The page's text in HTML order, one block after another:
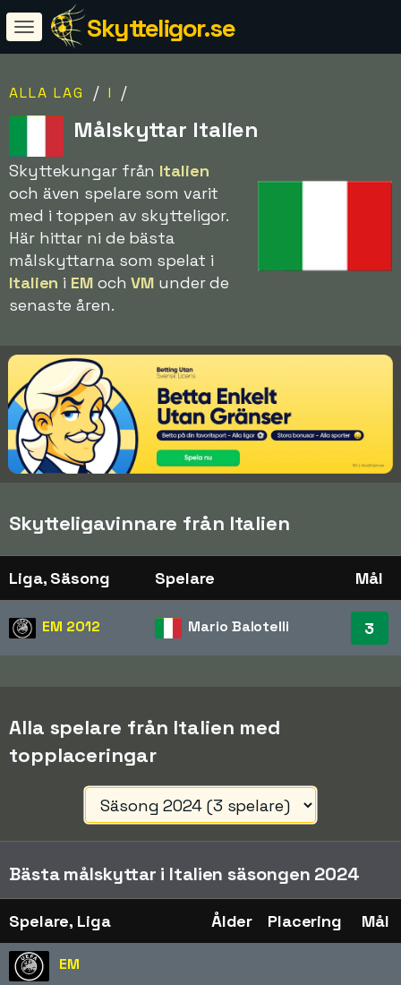
Skytteligor.se
ALLA LAG / I /
Målskyttar Italien
Skyttekungar från Italien
och även spelare som varit
med i toppen av skytteligor.
Här hittar ni de bästa
målskyttarna som spelat i
Italien i EMochVM under de
senaste åren.
Skytteligavinnare från Italien
Liga, Säsong Spelare Mål
EM 2012 Mario Balotelli 3
Alla spelare från Italien med
topplaceringar
Bästa målskyttar i Italien säsongen 2024
Spelare, Liga Ålder Placering Mål
EM